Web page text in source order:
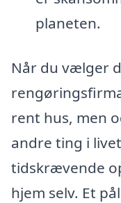
planeten.
Når du vælger
rent hus, men
andre ting i
tidskrævende
hjem selv. Et